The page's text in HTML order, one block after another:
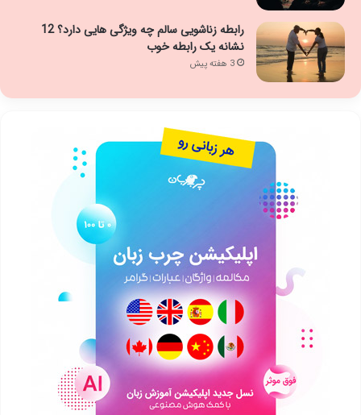
رابطه زناشویی سالم چه ویژگی هایی دارد؟ 12
نشانه یک رابطه خوب
3 هفته پیش